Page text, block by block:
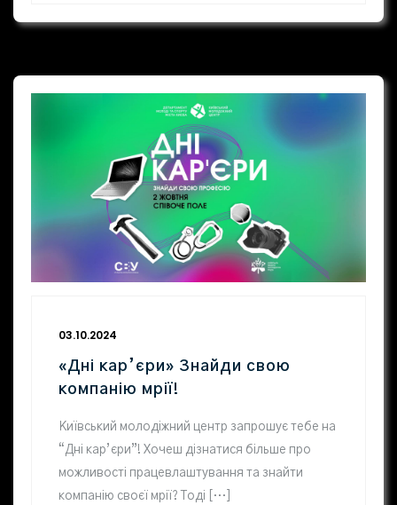
03.10.2024
«Дні кар’єри» Знайди свою
компанію мрії!
Київський молодіжний центр запрошує тебе на
“Дні кар’єри”! Хочеш дізнатися більше про
можливості працевлаштування та знайти
компанію своєї мрії? Тоді […]